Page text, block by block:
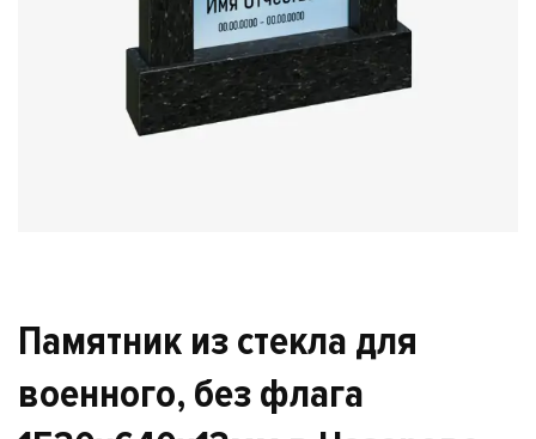
Памятник из стекла для
военного, без флага